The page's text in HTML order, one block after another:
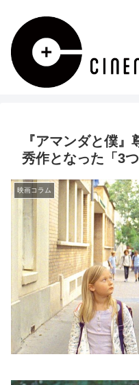
『アマンダと僕
秀作となった「3
映画コラム